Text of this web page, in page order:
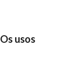
Os usos